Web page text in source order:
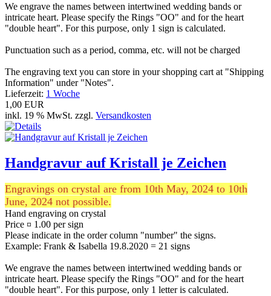
We engrave the names between intertwined wedding bands or
intricate heart. Please specify the Rings "OO" and for the heart
"double heart". For this purpose, only 1 sign is calculated.
Punctuation such as a period, comma, etc. will not be charged
The engraving text you can store in your shopping cart at "Shipping
Information" under "Notes".
Lieferzeit: 1 Woche
1,00 EUR
inkl. 19 % MwSt. zzgl. Versandkosten
Handgravur auf Kristall je Zeichen
Engravings on crystal are from 10th May, 2024 to 10th
June, 2024 not possible.
Hand engraving on crystal
Price ¤ 1.00 per sign
Please indicate in the order column "number" the signs.
Example: Frank & Isabella 19.8.2020 = 21 signs
We engrave the names between intertwined wedding bands or
intricate heart. Please specify the Rings "OO" and for the heart
"double heart". For this purpose, only 1 letter is calculated.